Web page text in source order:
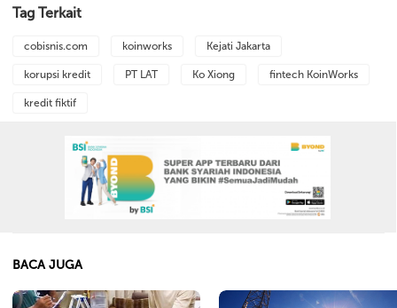
Tag Terkait
cobisnis.com koinworks Kejati Jakarta
korupsi kredit PT LAT Ko Xiong fintech KoinWorks
kredit fiktif
BACA JUGA